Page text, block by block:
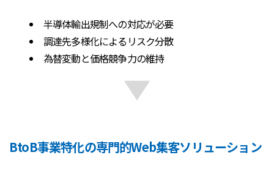
半導体輸出規制への対応が必要
調達先多様化によるリスク分散
為替変動と価格競争力の維持
BtoB事業特化の専門的Web集客ソリューション